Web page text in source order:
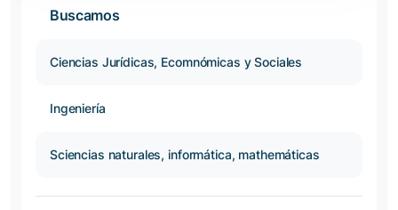
Buscamos
Ciencias Jurídicas, Ecomnómicas y Sociales
Ingeniería
Sciencias naturales, informática, mathemáticas